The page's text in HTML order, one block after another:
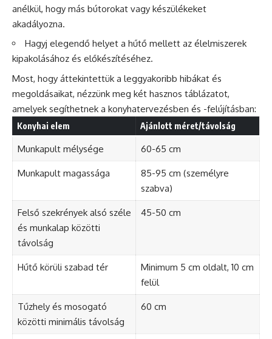
anélkül, hogy más bútorokat vagy készülékeket
akadályozna.
Hagyj elegendő helyet a hűtő mellett az élelmiszerek
kipakolásához és előkészítéséhez.
Most, hogy áttekintettük a leggyakoribb hibákat és
megoldásaikat, nézzünk meg két hasznos táblázatot,
amelyek segíthetnek a konyhatervezésben és -felújításban:
Konyhai elem Ajánlott méret/távolság
Munkapult mélysége 60-65 cm
Munkapult magassága
85-95 cm (személyre
szabva)
Felső szekrények alsó széle
és munkalap közötti
távolság
45-50 cm
Hűtő körüli szabad tér
Minimum 5 cm oldalt, 10 cm
felül
Tűzhely és mosogató
közötti minimális távolság
60 cm